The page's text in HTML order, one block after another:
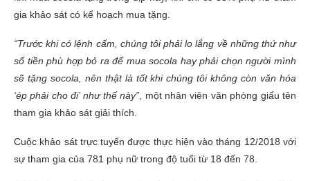
gia khảo sát có kế hoạch mua tặng.
“Trước khi có lệnh cấm, chúng tôi phải lo lắng về những thứ như
số tiền phù hợp bỏ ra để mua socola hay phải chọn người mình
sẽ tặng socola, nên thật là tốt khi chúng tôi không còn văn hóa
‘ép phải cho đi’ như thế này” , một nhân viên văn phòng giấu tên
tham gia khảo sát giải thích.
Cuộc khảo sát trực tuyến được thực hiện vào tháng 12/2018 với
sự tham gia của 781 phụ nữ trong độ tuổi từ 18 đến 78.